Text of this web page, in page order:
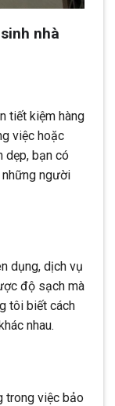
nhà
tiết kiệm hàng
việc hoặc
dẹp, bạn có
người
dụng, dịch vụ
độ sạch mà
tôi biết cách
nhau.
trong việc bảo